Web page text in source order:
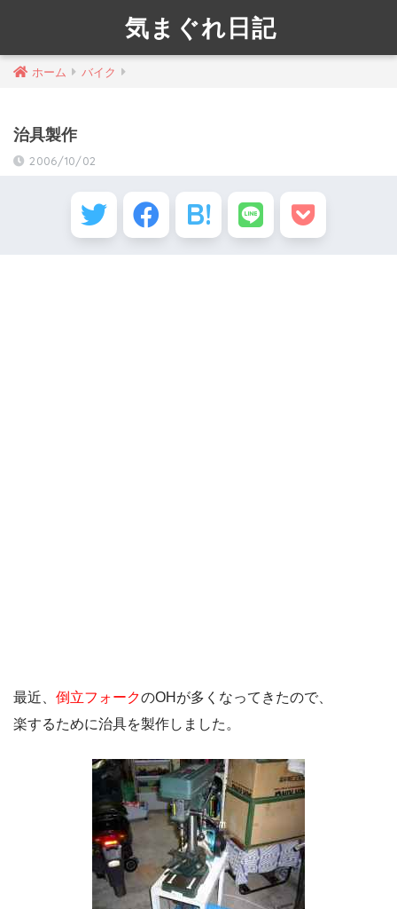
気まぐれ日記
ホーム バイク
治具製作
2006/10/02
最近、 倒立フォークのOHが多くなってきたので、
楽するために治具を製作しました。